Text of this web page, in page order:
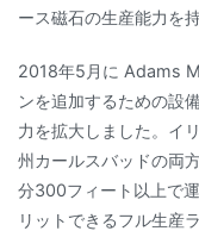
ース磁石の生産能力を
2018年5月に Adams
ンを追加するための設
力を拡大しました。イ
州カールスバッドの両
分300フィート以上で
リットできるフル生産